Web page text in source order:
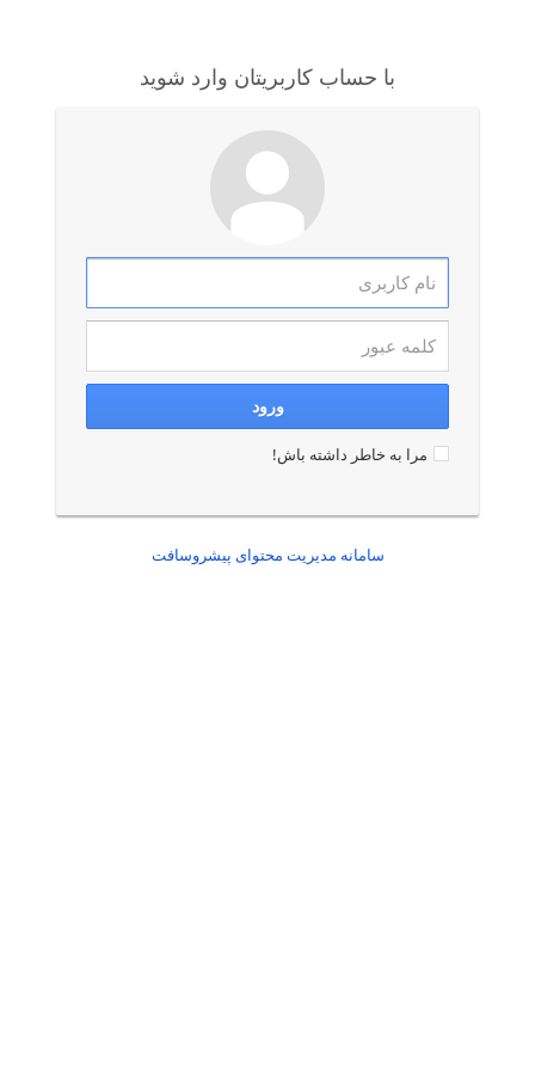
با حساب کاربریتان وارد شوید
مرا به خاطر داشته باش!
سامانه مدیریت محتوای پیشروسافت